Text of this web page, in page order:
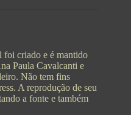
foi criado e é mantido
Paula Cavalcanti e
Não tem fins
A reprodução de seu
a fonte e também